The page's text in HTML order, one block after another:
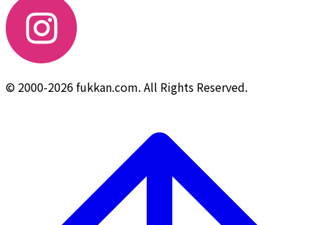
© 2000-2026 fukkan.com. All Rights Reserved.